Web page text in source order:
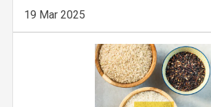
19 Mar 2025